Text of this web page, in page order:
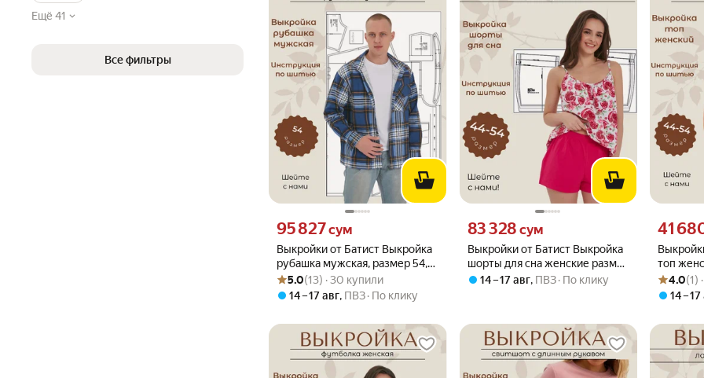
Ещё 41
Все фильтры
Выкройки от Батист Выкройка
рубашка мужская, размер 54,
рост 176
Цена 95827 сум вместо
95 827сум
Рейтинг товара: 5.0 из 5
Оценок: (13) · 30 купили
5.0(13) · 30 купили
14 – 17 авг, ПВЗ По клику
Выкройки от Батист Выкройка
шорты для сна женские размер
44,46,48,50,52,54 рост 164
Цена 83328 сум вместо
83 328 сум
14 – 17 авг, ПВЗ По клику
топ
листе
Цена
41
Рейтинг
Оценок:
4.0(1)
14 –